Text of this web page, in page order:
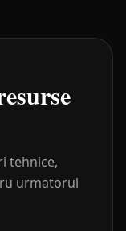
tehnice,
urmatorul